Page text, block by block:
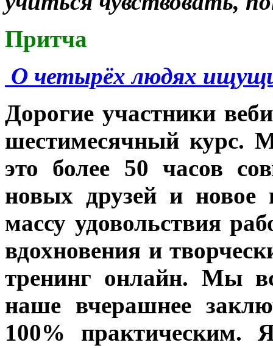
Притча
О четырёх людях
Дорогие участники
шестимесячный курс.
это более 50 часов
новых друзей и новое
массу удовольствия
вдохновения и
тренинг онлайн. Мы
наше вчерашнее
100% практическим.